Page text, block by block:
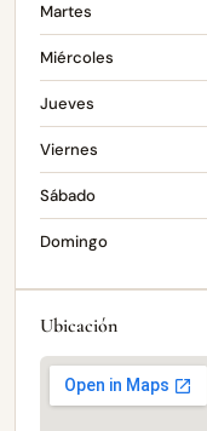
Martes
Miércoles
Jueves
Viernes
Sábado
Domingo
Ubicación